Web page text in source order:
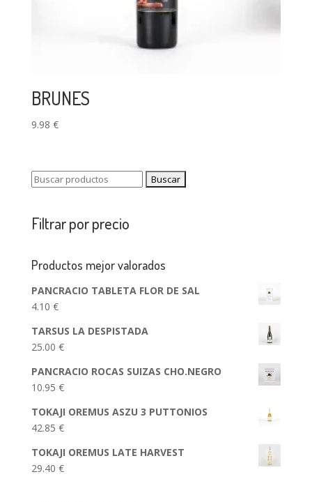
BRUNES
9.98 €
Buscar:
Filtrar por precio
Productos mejor valorados
PANCRACIO TABLETA FLOR DE SAL
4.10 €
TARSUS LA DESPISTADA
25.00 €
PANCRACIO ROCAS SUIZAS CHO.NEGRO
10.95 €
TOKAJI OREMUS ASZU 3 PUTTONIOS
42.85 €
TOKAJI OREMUS LATE HARVEST
29.40 €